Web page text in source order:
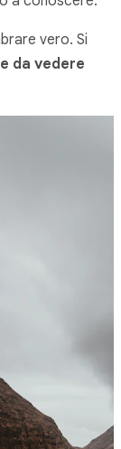
vero. Si
da vedere